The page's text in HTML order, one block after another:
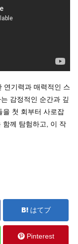
연기력과 매력적인 스
감정적인 순간과 깊
을 첫 회부터 사로잡
함께 탐험하고, 이 작
はてブ
Pinterest